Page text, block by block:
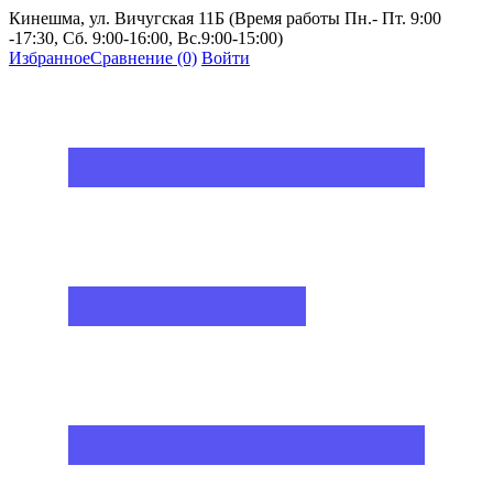
Кинешма, ул. Вичугская 11Б (Время работы Пн.- Пт. 9:00
-17:30, Сб. 9:00-16:00, Вс.9:00-15:00)
ИзбранноеСравнение (0) Войти